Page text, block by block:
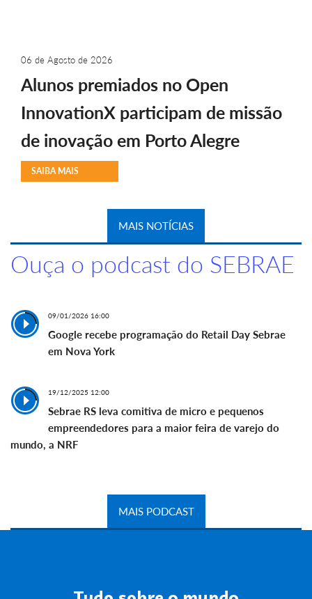
06 de Agosto de 2026
Alunos premiados no Open
InnovationX participam de missão
de inovação em Porto Alegre
SAIBA MAIS
MAIS NOTÍCIAS
Ouça o podcast do SEBRAE
09/01/2026 16:00
Google recebe programação do Retail Day Sebrae
em Nova York
19/12/2025 12:00
Sebrae RS leva comitiva de micro e pequenos
empreendedores para a maior feira de varejo do
mundo, a NRF
MAIS PODCAST